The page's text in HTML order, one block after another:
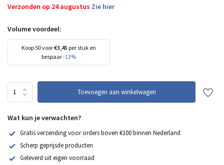
Verzonden op 24 augustus Zie hier
Volume voordeel:
Koop 50 voor€3,45 per stuk en
bespaar-13%
Toevoegen aan winkelwagen
Wat kun je verwachten?
Gratis verzending voor orders boven €100 binnen Nederland
Scherp geprijsde producten
Geleverd uit eigen voorraad